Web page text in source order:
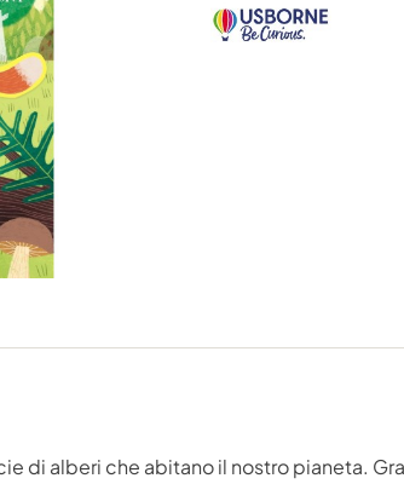
di alberi che abitano il nostro pianeta.